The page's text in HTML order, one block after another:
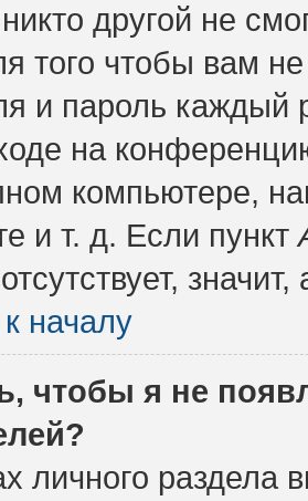
другой не
того чтобы вам
и пароль
на
компьютере,
и т. д. Если пункт
отсутствует,
началу
чтобы я не
личного